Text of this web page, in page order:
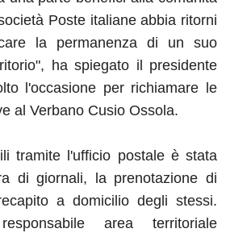
Poste italiane abbia ritorni
la permanenza di un suo
ha spiegato il presidente
l'occasione per richiamare le
al Verbano Cusio Ossola.
tramite l'ufficio postale è stata
di giornali, la prenotazione di
a domicilio degli stessi.
area territoriale